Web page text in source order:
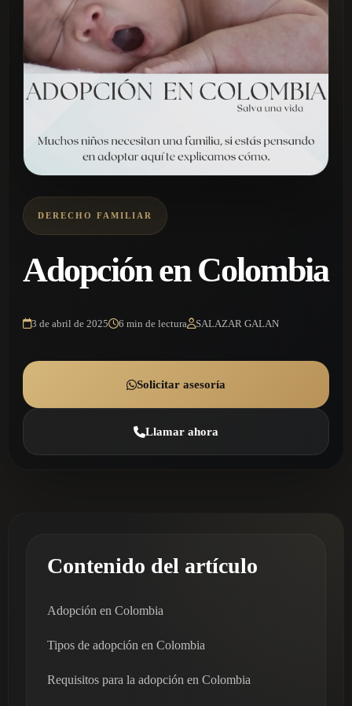
DERECHO FAMILIAR
Adopción en Colombia
3 de abril de 2025 6 min de lectura SALAZAR GALAN
Solicitar asesoría
Llamar ahora
Contenido del artículo
Adopción en Colombia
Tipos de adopción en Colombia
Requisitos para la adopción en Colombia